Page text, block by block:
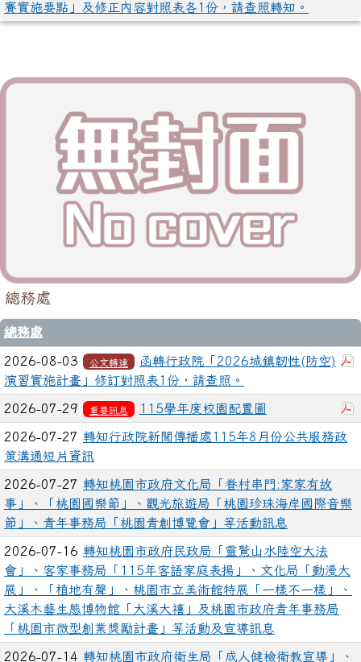
賽實施要點」及修正內容對照表各1份，請查照轉知。
總務處
總務處
2026-08-03 公文轉達
函轉行政院「2026城鎮韌性(防空)
演習實施計畫」修訂對照表1份，請查照。
2026-07-29 重要訊息 115學年度校園配置圖
2026-07-27 轉知行政院新聞傳播處115年8月份公共服務政
策溝通短片資訊
2026-07-27 轉知桃園市政府文化局「眷村串門:家家有故
事」、「桃園國樂節」、觀光旅遊局「桃園珍珠海岸國際音樂
節」、青年事務局「桃園青創博覽會」等活動訊息
2026-07-16 轉知桃園市政府民政局「靈鷲山水陸空大法
會」、客家事務局「115年客語家庭表揚」、文化局「動漫大
展」、「植地有聲」、桃園市立美術館特展「一樣不一樣」、
大溪木藝生態博物館「大溪大禧」及桃園市政府青年事務局
「桃園市微型創業獎勵計畫」等活動及宣導訊息
2026-07-14 轉知桃園市政府衛生局「成人健檢衛教宣導」、